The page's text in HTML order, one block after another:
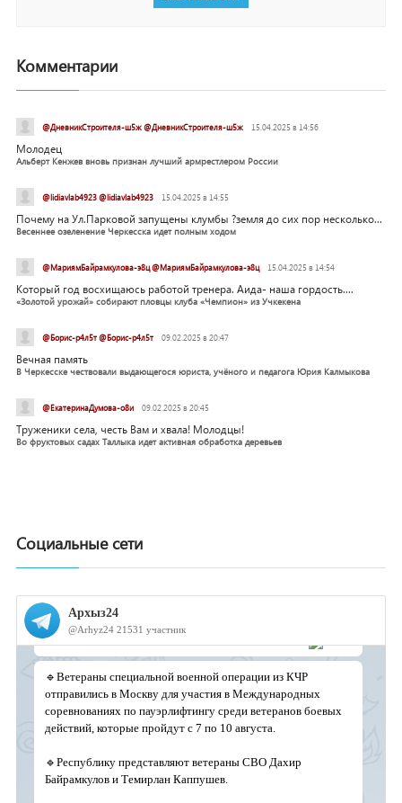
Комментарии
@ДневникСтроителя-ш5ж @ДневникСтроителя-ш5ж 15.04.2025 в 14:56
Молодец
Альберт Кенжев вновь признан лучший армрестлером России
@lidiavlab4923 @lidiavlab4923 15.04.2025 в 14:55
Почему на Ул.Парковой запущены клумбы ?земля до сих пор несколько...
Весеннее озеленение Черкесска идет полным ходом
@МариямБайрамкулова-э8ц @МариямБайрамкулова-э8ц 15.04.2025 в 14:54
Который год восхищаюсь работой тренера. Аида- наша гордость....
«Золотой урожай» собирают пловцы клуба «Чемпион» из Учкекена
@Борис-р4л5т @Борис-р4л5т 09.02.2025 в 20:47
Вечная память
В Черкесске чествовали выдающегося юриста, учёного и педагога Юрия Калмыкова
@ЕкатеринаДумова-о8и 09.02.2025 в 20:45
Труженики села, честь Вам и хвала! Молодцы!
Во фруктовых садах Таллыка идет активная обработка деревьев
Социальные сети